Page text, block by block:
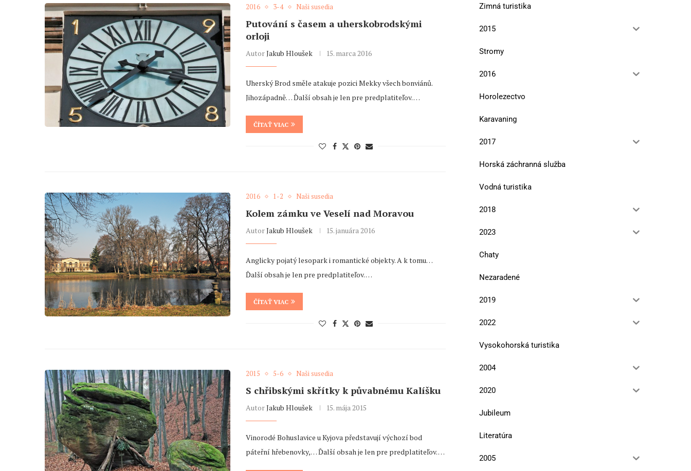
2016 3-4 Naši susedia
Putování s časem a uherskobrodskými
orloji
AutorJakub Hloušek 15. marca 2016
Uherský Brod směle atakuje pozici Mekky všech bonviánů.
Jihozápadně… Ďalší obsah je len pre predplatiteľov. …
ČÍTAŤ VIAC
2016 1-2 Naši susedia
Kolem zámku ve Veselí nad Moravou
AutorJakub Hloušek 15. januára 2016
Anglicky pojatý lesopark i romantické objekty. A k tomu…
Ďalší obsah je len pre predplatiteľov. …
ČÍTAŤ VIAC
2015 5-6 Naši susedia
S chřibskými skřítky k půvabnému Kalíšku
AutorJakub Hloušek 15. mája 2015
Vinorodé Bohuslavice u Kyjova představují výchozí bod
páteřní hřebenovky,… Ďalší obsah je len pre predplatiteľov. …
Zimná turistika
2015
Stromy
2016
Horolezectvo
Karavaning
2017
Horská záchranná služba
Vodná turistika
2018
2023
Chaty
Nezaradené
2019
2022
Vysokohorská turistika
2004
2020
Jubileum
Literatúra
2005